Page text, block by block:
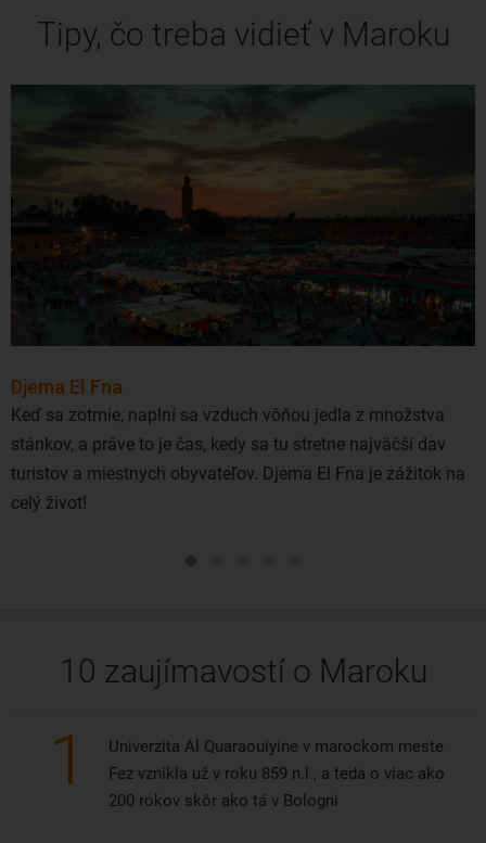
mestské múzeum, kasbah (pevnosť) či Jardim de Olhao.
najzaujímavejšie. Priamy let trvá 4 a pol hodiny. S jedným
prestupom viete do Agadiru letieť aj so spoločnosťami
Eurowings, Austrian Airlines či Lufthansa.
Tipy, čo treba vidieť v Maroku
Djema El Fna
Keď sa zotmie, naplní sa vzduch vôňou jedla z množstva
stánkov, a práve to je čas, kedy sa tu stretne najväčší dav
turistov a miestnych obyvateľov. Djema El Fna je zážitok na
celý život!
10 zaujímavostí o Maroku
1
Univerzita Al Quaraouiyine v marockom meste
Fez vznikla už v roku 859 n.l., a teda o viac ako
200 rokov skôr ako tá v Bologni